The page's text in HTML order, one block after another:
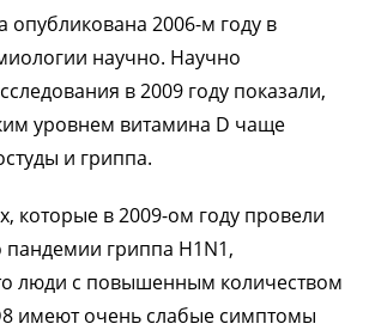
опубликована 2006-м году в
научно. Научно
в 2009 году показали,
уровнем витамина D чаще
и гриппа.
которые в 2009-ом году провели
пандемии гриппа H1N1,
люди с повышенным количеством
имеют очень слабые симптомы